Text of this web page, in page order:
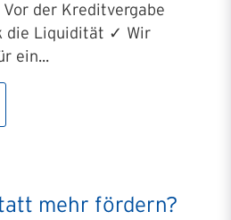
der Kreditvergabe
die Liquidität ✓ Wir
ein...
mehr fördern?